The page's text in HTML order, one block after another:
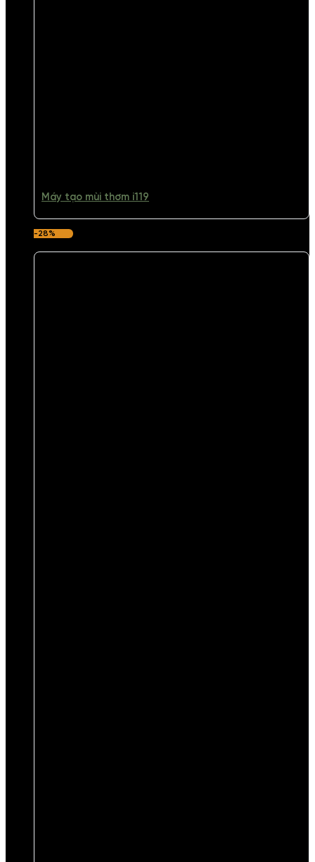
Máy tạo mùi thơm i119
-28%